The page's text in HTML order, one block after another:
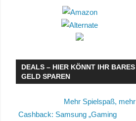
DEALS – HIER KÖNNT IHR BARES
GELD SPAREN
Mehr Spielspaß, mehr
Cashback: Samsung „Gaming